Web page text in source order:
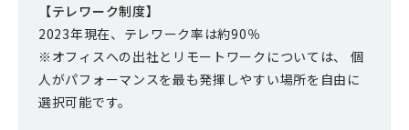
【テレワーク制度】
2023年現在、テレワーク率は約90％
※オフィスへの出社とリモートワークについては、 個
人がパフォーマンスを最も発揮しやすい場所を自由に
選択可能です。